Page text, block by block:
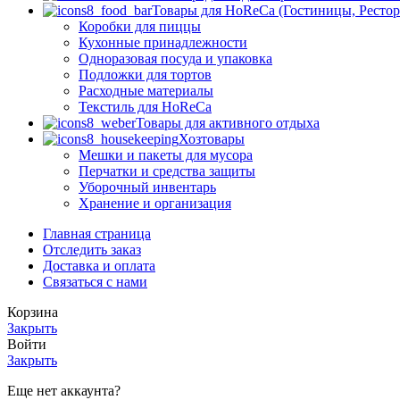
Товары для HoReCa (Гостиницы,
Коробки для пиццы
Кухонные принадлежности
Одноразовая посуда и упаковка
Подложки для тортов
Расходные материалы
Текстиль для HoReCa
Товары для активного отдыха
Хозтовары
Мешки и пакеты для мусора
Перчатки и средства защиты
Уборочный инвентарь
Хранение и организация
Главная страница
Отследить заказ
Доставка и оплата
Связаться с нами
Корзина
Закрыть
Войти
Закрыть
Еще нет аккаунта?